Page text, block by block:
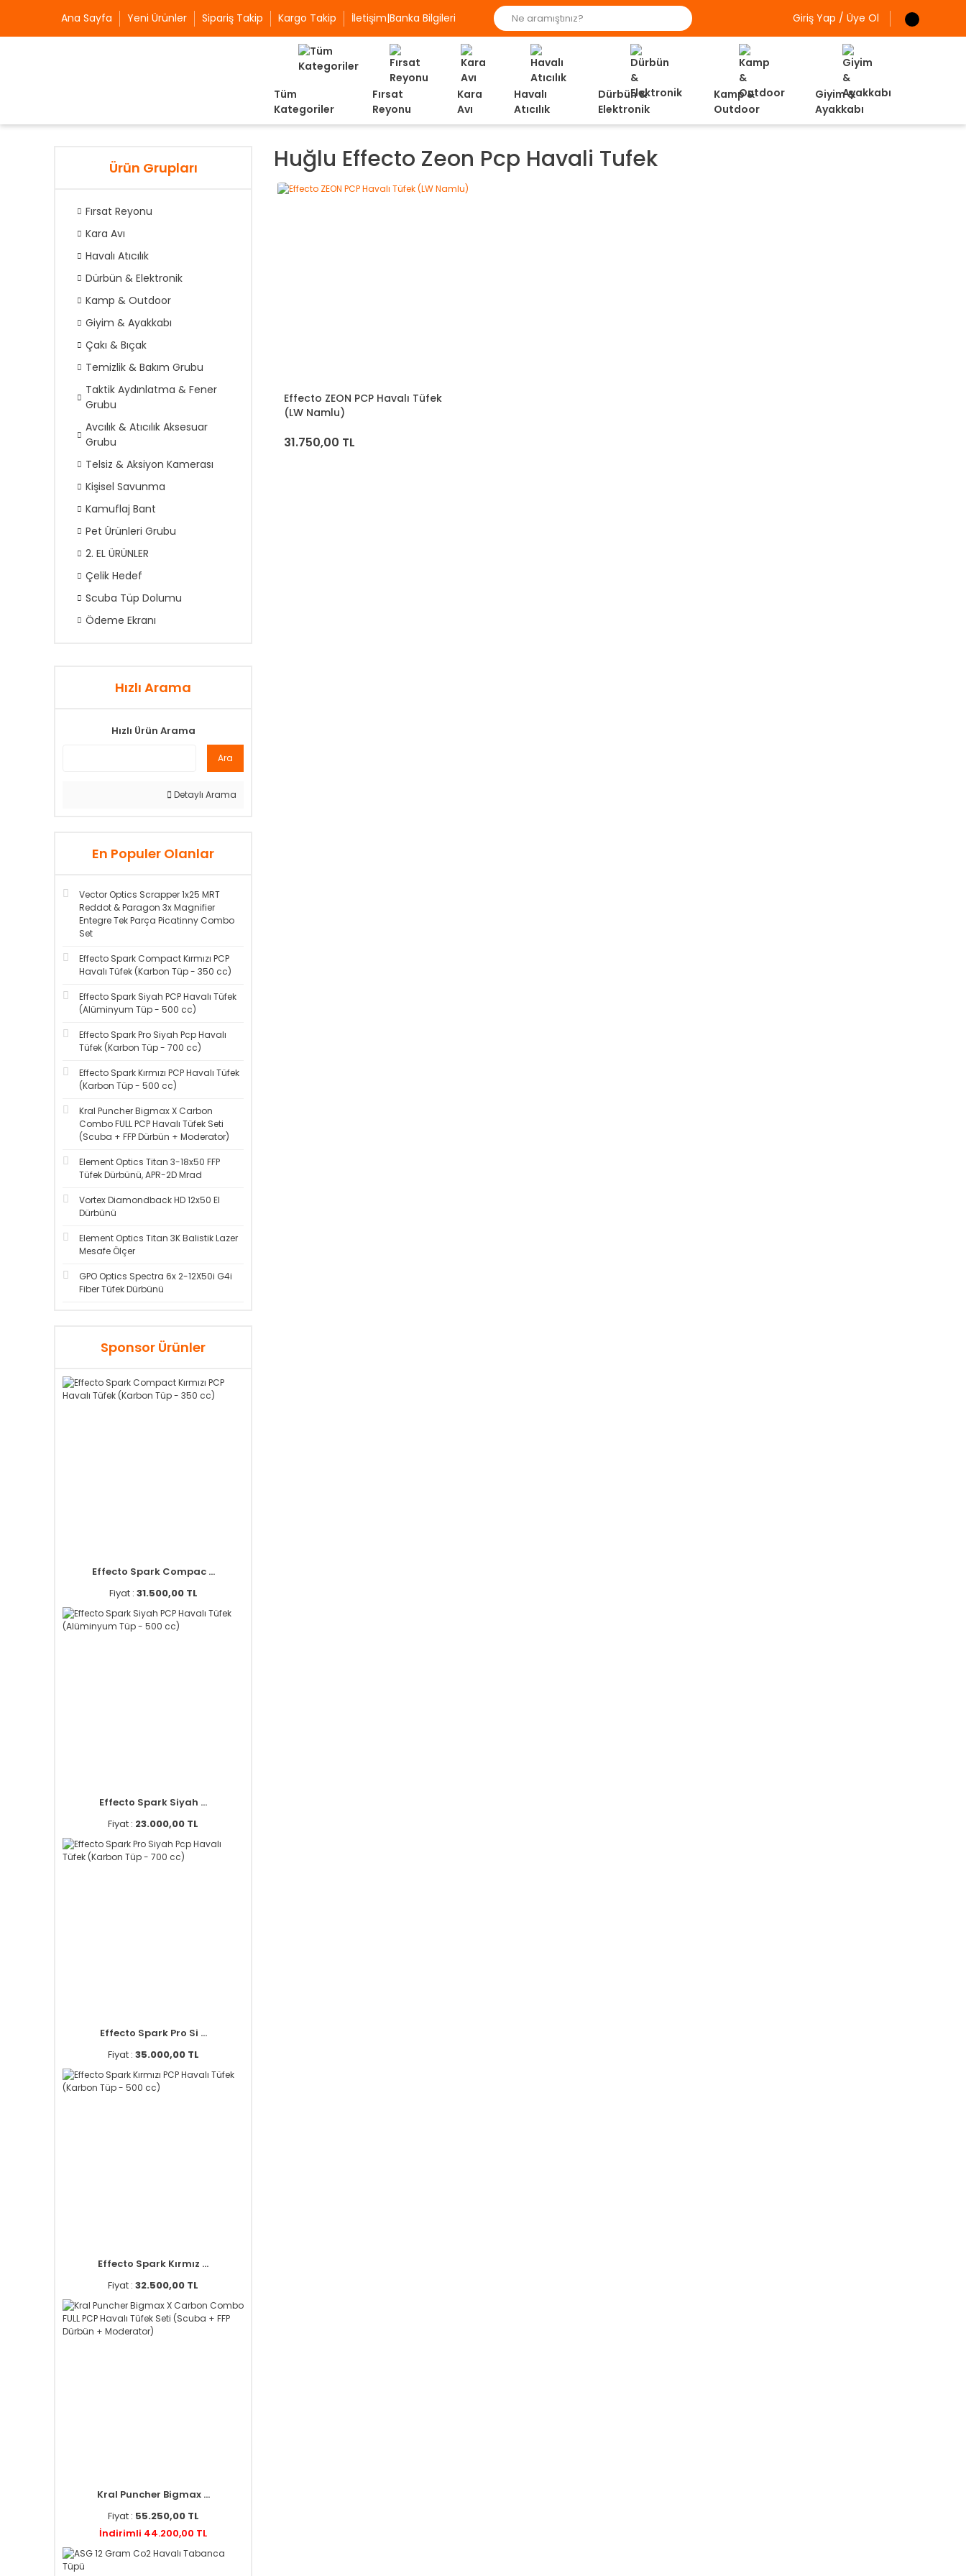
Ana Sayfa Yeni Ürünler Sipariş Takip Kargo Takip İletişim|Banka Bilgileri Giriş Yap / Üye Ol
Tüm
Kategoriler
Fırsat
Reyonu
Kara
Avı
Havalı
Atıcılık
Dürbün &
Elektronik
Kamp &
Outdoor
Giyim &
Ayakkabı
Ürün Grupları
Fırsat Reyonu
Kara Avı
Havalı Atıcılık
Dürbün & Elektronik
Kamp & Outdoor
Giyim & Ayakkabı
Çakı & Bıçak
Temizlik & Bakım Grubu
Taktik Aydınlatma & Fener
Grubu
Avcılık & Atıcılık Aksesuar
Grubu
Telsiz & Aksiyon Kamerası
Kişisel Savunma
Kamuflaj Bant
Pet Ürünleri Grubu
2. EL ÜRÜNLER
Çelik Hedef
Scuba Tüp Dolumu
Ödeme Ekranı
Hızlı Arama
Hızlı Ürün Arama
Ara
Detaylı Arama
En Populer Olanlar
Vector Optics Scrapper 1x25 MRT
Reddot & Paragon 3x Magnifier
Entegre Tek Parça Picatinny Combo
Set
Effecto Spark Compact Kırmızı PCP
Havalı Tüfek (Karbon Tüp - 350 cc)
Effecto Spark Siyah PCP Havalı Tüfek
(Alüminyum Tüp - 500 cc)
Effecto Spark Pro Siyah Pcp Havalı
Tüfek (Karbon Tüp - 700 cc)
Effecto Spark Kırmızı PCP Havalı Tüfek
(Karbon Tüp - 500 cc)
Kral Puncher Bigmax X Carbon
Combo FULL PCP Havalı Tüfek Seti
(Scuba + FFP Dürbün + Moderator)
Element Optics Titan 3-18x50 FFP
Tüfek Dürbünü, APR-2D Mrad
Vortex Diamondback HD 12x50 El
Dürbünü
Element Optics Titan 3K Balistik Lazer
Mesafe Ölçer
GPO Optics Spectra 6x 2-12X50i G4i
Fiber Tüfek Dürbünü
Sponsor Ürünler
Effecto Spark Compac ...
Fiyat : 31.500,00 TL
Effecto Spark Siyah ...
Fiyat : 23.000,00 TL
Effecto Spark Pro Si ...
Fiyat : 35.000,00 TL
Effecto Spark Kırmız ...
Fiyat : 32.500,00 TL
Kral Puncher Bigmax ...
Fiyat : 55.250,00 TL
İndirimli 44.200,00 TL
Huğlu Effecto Zeon Pcp Havali Tufek
Effecto ZEON PCP Havalı Tüfek
(LW Namlu)
31.750,00 TL